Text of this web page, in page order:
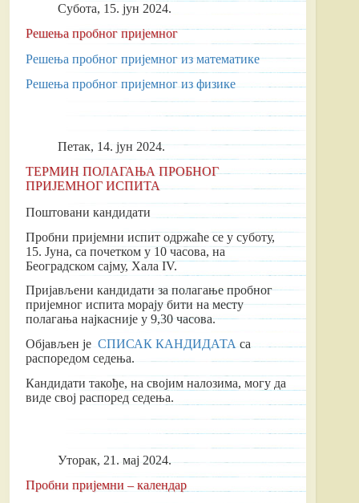
Субота, 15. јун 2024.
Решења пробног пријемног
Решења пробног пријемног из математике
Решења пробног пријемног из физике
Петак, 14. јун 2024.
ТЕРМИН ПОЛАГАЊА ПРОБНОГ
ПРИЈЕМНОГ ИСПИТА
Поштовани кандидати
Пробни пријемни испит одржаће се у суботу,
15. Јуна, са почетком у 10 часова, на
Београдском сајму, Хала IV.
Пријављени кандидати за полагање пробног
пријемног испита морају бити на месту
полагања најкасније у 9,30 часова.
Објављен је СПИСАК КАНДИДАТАса
распоредом седења.
Кандидати такође, на својим налозима, могу да
виде свој распоред седења.
Уторак, 21. мај 2024.
Пробни пријемни – календар